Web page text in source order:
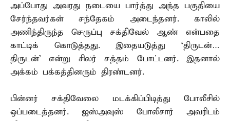
அப்போது அவரது நடையை பார்த்து அந்த பகுதியை
சேர்ந்தவர்கள் சந்தேகம் அடைந்தனர். காலில்
அணிந்திருந்த செருப்பு சக்திவேல் ஆண் என்பதை
காட்டிக் கொடுத்தது. இதையடுத்து ‘திருடன்…
திருடன்’ என்று சிலர் சத்தம் போட்டனர். இதனால்
அக்கம் பக்கத்தினரும் திரண்டனர்.
பின்னர் சக்திவேலை மடக்கிப்பிடித்து போலீசில்
ஒப்படைத்தனர். ஐஸ்அவுஸ் போலீசார் அவரிடம்